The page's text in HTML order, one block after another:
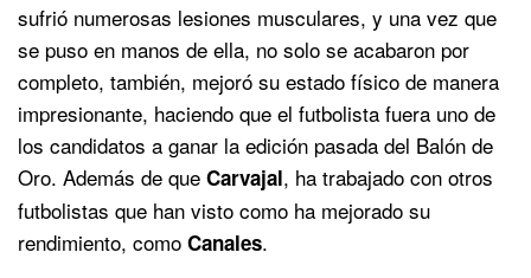
sufrió numerosas lesiones musculares, y una vez que
se puso en manos de ella, no solo se acabaron por
completo, también, mejoró su estado físico de manera
impresionante, haciendo que el futbolista fuera uno de
los candidatos a ganar la edición pasada del Balón de
Oro. Además de que Carvajal, ha trabajado con otros
futbolistas que han visto como ha mejorado su
rendimiento, como Canales.